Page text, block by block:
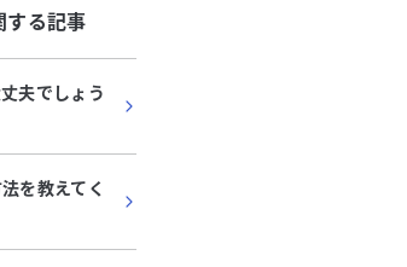
ンパ節腫
ついて教え
間後に咳が始
検査では、
れ、気管支鏡
する記事
夫でしょう
を教えてく